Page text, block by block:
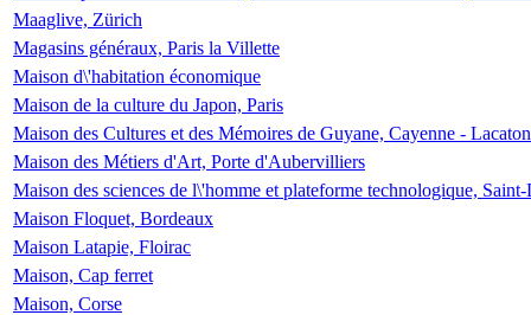
Maaglive, Zürich
Magasins généraux, Paris la Villette
Maison d\'habitation économique
Maison de la culture du Japon, Paris
Maison des Cultures et des Mémoires de Guyane, Cayenne -
Maison des Métiers d'Art, Porte d'Aubervilliers
Maison des sciences de l\'homme et plateforme technologique,
Maison Floquet, Bordeaux
Maison Latapie, Floirac
Maison, Cap ferret
Maison, Corse